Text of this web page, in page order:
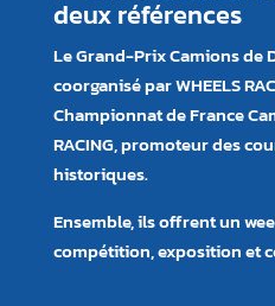
deux références
Le Grand-Prix Camions de
coorganisé par WHEELS
Championnat de France
RACING, promoteur des
historiques.
Ensemble, ils offrent un
compétition, exposition et